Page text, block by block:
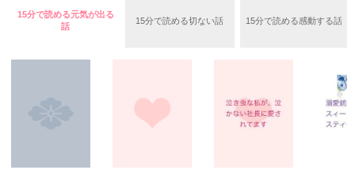
＊以前、公開していた話の改稿版です＊
作品を読む
いた。
守と由羅から『便利屋雛子』と馬鹿にされ、一人こっそり泣い
鷹哉『宜しくな、俺の雛子』🦅
雛子『俺の……ひぃ、雛子？！！！』🐥
15分で読める元気が出る
話
15分で読める切ない話 15分で読める感動する話